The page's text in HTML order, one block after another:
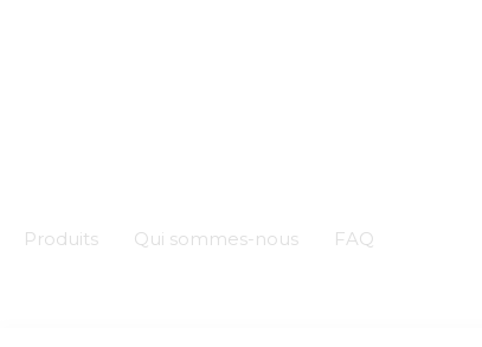
Produits Qui sommes-nous FAQ